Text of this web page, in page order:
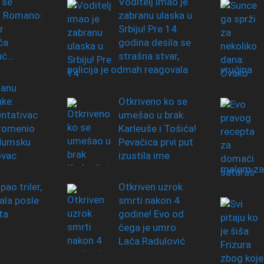
triler,
posle
zabranu ulaska u
Srbiju! Pre 14
godina desila se
strašna stvar,
policija je odmah reagovala
Otkriveno ko se
umešao u brak
Karleuše i Tošića!
Pevačica prvi put
izustila ime
Otkriven uzrok
smrti nakon 4
godine! Evo od
čega je umro
Laća Radulović
vrućina
melem